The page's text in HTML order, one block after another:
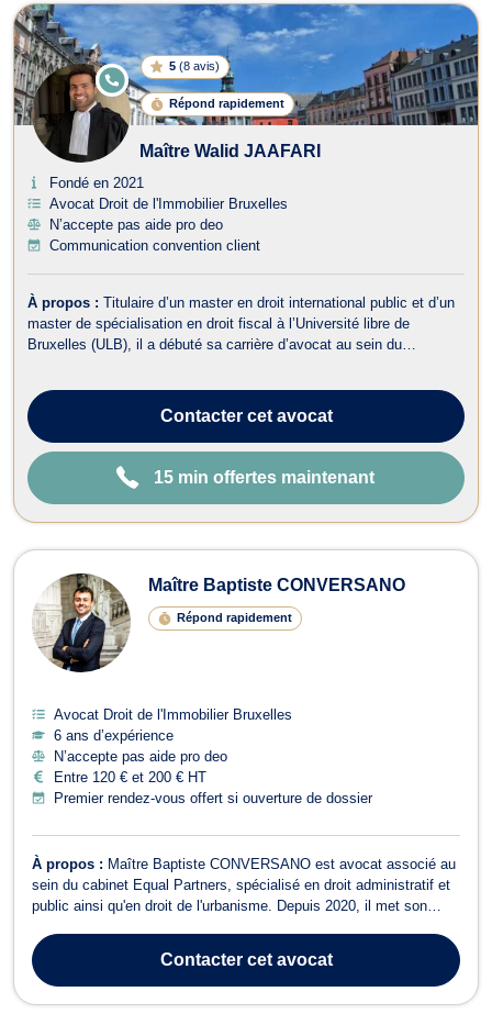
5 (8 avis)
Répond rapidement
E
N
LI
G
N
E
Maître Walid JAAFARI
Fondé en 2021
Avocat Droit de l'Immobilier Bruxelles
N’accepte pas aide pro deo
Communication convention client
À propos : Titulaire d’un master en droit international public et d’un
master de spécialisation en droit fiscal à l’Université libre de
Bruxelles (ULB), il a débuté sa carrière d’avocat au sein du
...
Contactercet avocat
15 min offertes maintenant
Maître Baptiste CONVERSANO
Répond rapidement
Avocat Droit de l'Immobilier Bruxelles
6 ans d’expérience
N’accepte pas aide pro deo
Entre 120 € et 200 € HT
Premier rendez-vous offert si ouverture de dossier
À propos : Maître Baptiste CONVERSANO est avocat associé au
sein du cabinet Equal Partners, spécialisé en droit administratif et
public ainsi qu'en droit de l'urbanisme. Depuis 2020, il met son
particulièrement sur le droit des marchés publics. En tant
qu'avocat, Maître Conversano...
Contactercet avocat